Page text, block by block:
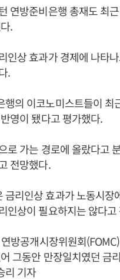
연방준비은행 총재도 최
.
인상 효과가 경제에 나타
.
행의 이코노미스트들이
영이 됐다고 평가했다.
로 가는 경로에 올랐다고
전망했다.
금리인상 효과가 노동시
인상이 필요하지는 않다
방공개시장위원회
그동안 만장일치였던 금
리 기자